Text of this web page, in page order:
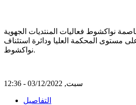
نواكشوط فعاليات المنتديات الجهوية
مستوى المحكمة العليا ودائرة استئناف
نواكشوط.
سبت, 03/12/2022 - 12:36
التفاصيل